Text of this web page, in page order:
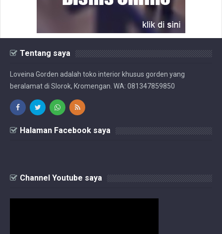
Tentang saya
Loveina Gorden adalah toko interior khusus gorden yang
beralamat di Slorok, Kromengan. WA: 081347859850
Halaman Facebook saya
Channel Youtube saya